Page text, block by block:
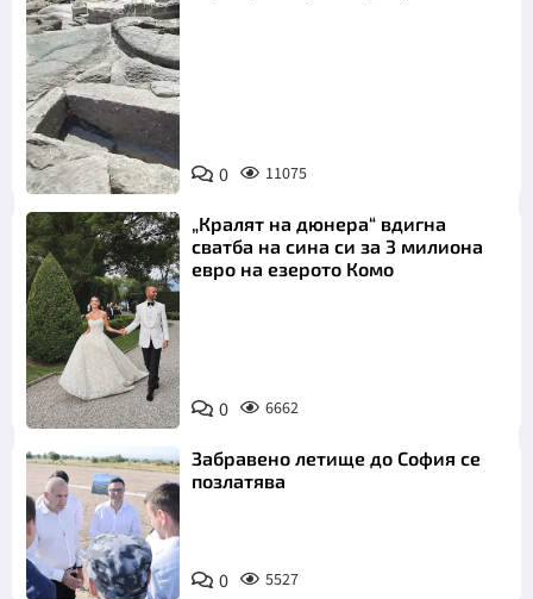
Снимка:
Bulgaria ON
AIR
0 11075
Снимка:
Инстаграм
„Кралят на дюнера“ вдигна
сватба на сина си за 3 милиона
евро на езерото Комо
0 6662
Забравено летище до София се
позлатява
0 5527